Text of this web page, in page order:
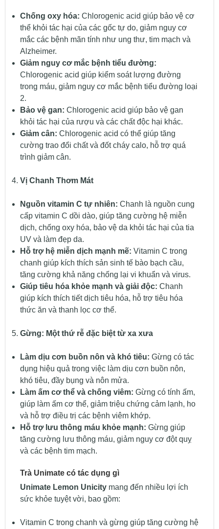
Chống oxy hóa: Chlorogenic acid giúp bảo vệ cơ
thể khỏi tác hại của các gốc tự do, giảm nguy cơ
mắc các bệnh mãn tính như ung thư, tim mạch và
Alzheimer.
Giảm nguy cơ mắc bệnh tiểu đường:
Chlorogenic acid giúp kiểm soát lượng đường
trong máu, giảm nguy cơ mắc bệnh tiểu đường loại
2.
Bảo vệ gan: Chlorogenic acid giúp bảo vệ gan
khỏi tác hại của rượu và các chất độc hại khác.
Giảm cân: Chlorogenic acid có thể giúp tăng
cường trao đổi chất và đốt cháy calo, hỗ trợ quá
trình giảm cân.
Vị Chanh Thơm Mát
Nguồn vitamin C tự nhiên: Chanh là nguồn cung
cấp vitamin C dồi dào, giúp tăng cường hệ miễn
dịch, chống oxy hóa, bảo vệ da khỏi tác hại của tia
UV và làm đẹp da.
Hỗ trợ hệ miễn dịch mạnh mẽ: Vitamin C trong
chanh giúp kích thích sản sinh tế bào bạch cầu,
tăng cường khả năng chống lại vi khuẩn và virus.
Giúp tiêu hóa khỏe mạnh và giải độc: Chanh
giúp kích thích tiết dịch tiêu hóa, hỗ trợ tiêu hóa
thức ăn và thanh lọc cơ thể.
Gừng: Một thứ rễ đặc biệt từ xa xưa
Làm dịu cơn buồn nôn và khó tiêu: Gừng có tác
dụng hiệu quả trong việc làm dịu cơn buồn nôn,
khó tiêu, đầy bụng và nôn mửa.
Làm ấm cơ thể và chống viêm: Gừng có tính ấm,
giúp làm ấm cơ thể, giảm triệu chứng cảm lạnh, ho
và hỗ trợ điều trị các bệnh viêm khớp.
Hỗ trợ lưu thông máu khỏe mạnh: Gừng giúp
tăng cường lưu thông máu, giảm nguy cơ đột quỵ
và các bệnh tim mạch.
Trà Unimate có tác dụng gì
Unimate Lemon Unicitymang đến nhiều lợi ích
sức khỏe tuyệt vời, bao gồm:
Vitamin C trong chanh và gừng giúp tăng cường hệ